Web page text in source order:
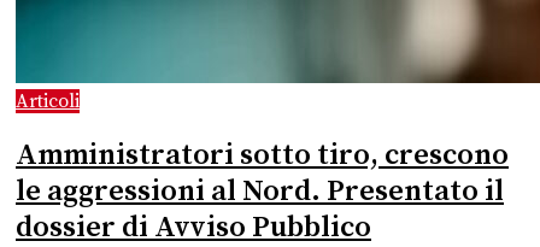
Articoli
Amministratori sotto tiro, crescono
le aggressioni al Nord. Presentato il
dossier di Avviso Pubblico